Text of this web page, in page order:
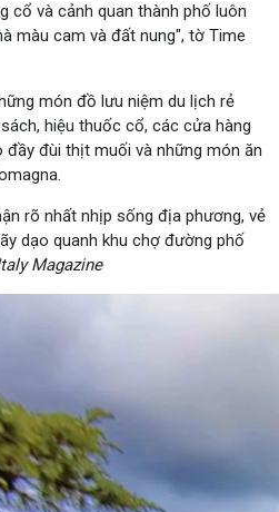
cổ và cảnh quan thành phố luôn
màu cam và đất nung", tờ Time
món đồ lưu niệm du lịch rẻ
hiệu thuốc cổ, các cửa hàng
đùi thịt muối và những món ăn
rõ nhất nhịp sống địa phương, vẻ
dạo quanh khu chợ đường phố
Magazine